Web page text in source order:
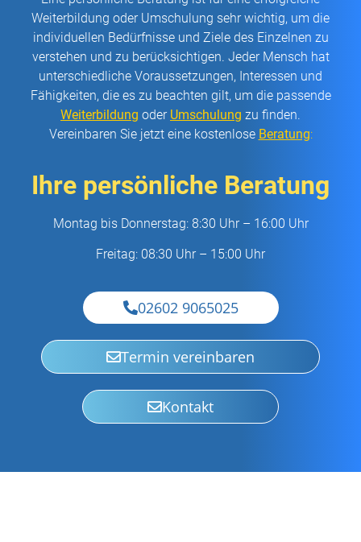
Weiterbildung oder Umschulung sehr wichtig, um die
individuellen Bedürfnisse und Ziele des Einzelnen zu
verstehen und zu berücksichtigen. Jeder Mensch hat
unterschiedliche Voraussetzungen, Interessen und
Fähigkeiten, die es zu beachten gilt, um die passende
Weiterbildung oder Umschulung zu finden.
Vereinbaren Sie jetzt eine kostenlose Beratung:
Ihre persönliche Beratung
Montag bis Donnerstag: 8:30 Uhr – 16:00 Uhr
Freitag: 08:30 Uhr – 15:00 Uhr
02602 9065025
Termin vereinbaren
Kontakt